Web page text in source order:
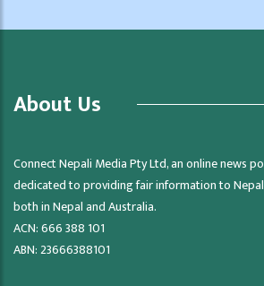
About Us
Connect Nepali Media Pty Ltd, an online news
dedicated to providing fair information to
both in Nepal and Australia.
ACN: 666 388 101
ABN: 23666388101